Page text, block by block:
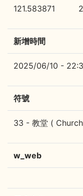
121.583871
新增時間
2025/06/10 -
符號
33 - 教堂 (
w_web